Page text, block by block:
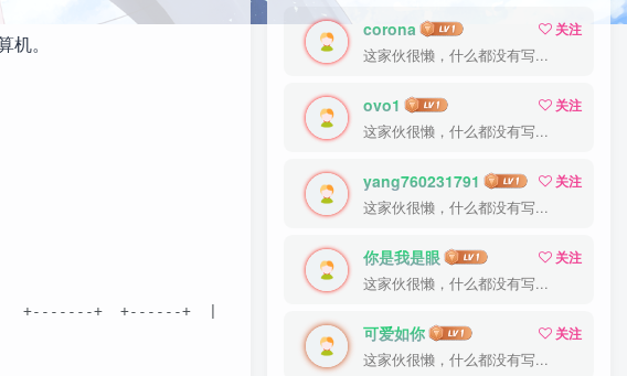
。
+-------+  +------+  |     |  | Terminal |<->| Modem
corona
关注
这家伙很懒，什么都没有写...
ovo1
关注
这家伙很懒，什么都没有写...
yang760231791
关注
这家伙很懒，什么都没有写...
你是我是眼
关注
这家伙很懒，什么都没有写...
可爱如你
关注
这家伙很懒，什么都没有写...